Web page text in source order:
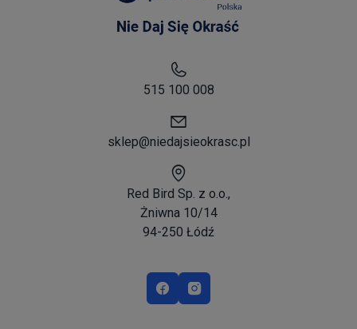
515 100 008
sklep@niedajsieokrasc.pl
Red Bird Sp. z o.o.,
Żniwna 10/14
94-250 Łódź